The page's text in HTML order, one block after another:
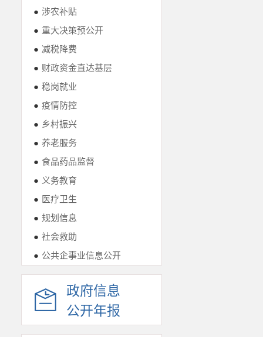
● 涉农补贴
● 重大决策预公开
● 减税降费
● 财政资金直达基层
● 稳岗就业
● 疫情防控
● 乡村振兴
● 养老服务
● 食品药品监督
● 义务教育
● 医疗卫生
● 规划信息
● 社会救助
● 公共企事业信息公开
政府信息
公开年报